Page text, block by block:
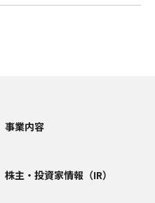
事業内容
株主・投資家情報（IR）